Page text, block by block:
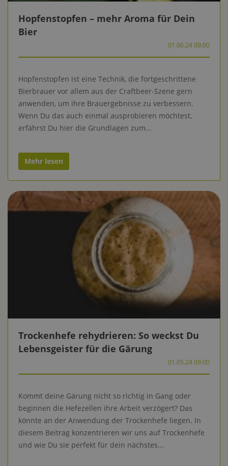
Hopfenstopfen – mehr Aroma für Dein
Bier
01.06.24 09:00
Hopfenstopfen ist eine Technik, die fortgeschrittene
Bierbrauer vor allem aus der Craftbeer-Szene gern
anwenden, um ihre Brauergebnisse zu verbessern.
Wenn Du das auch einmal ausprobieren möchtest,
erfährst Du hier die Grundlagen zum...
Mehr lesen
Trockenhefe rehydrieren: So weckst Du
Lebensgeister für die Gärung
01.05.24 09:00
Kommt deine Gärung nicht so richtig in Gang oder
beginnen die Hefezellen ihre Arbeit verzögert? Das
könnte an der Anwendung der Trockenhefe liegen. In
diesem Beitrag konzentrieren wir uns auf Trockenhefe
und wie Du sie perfekt für dein nächstes...